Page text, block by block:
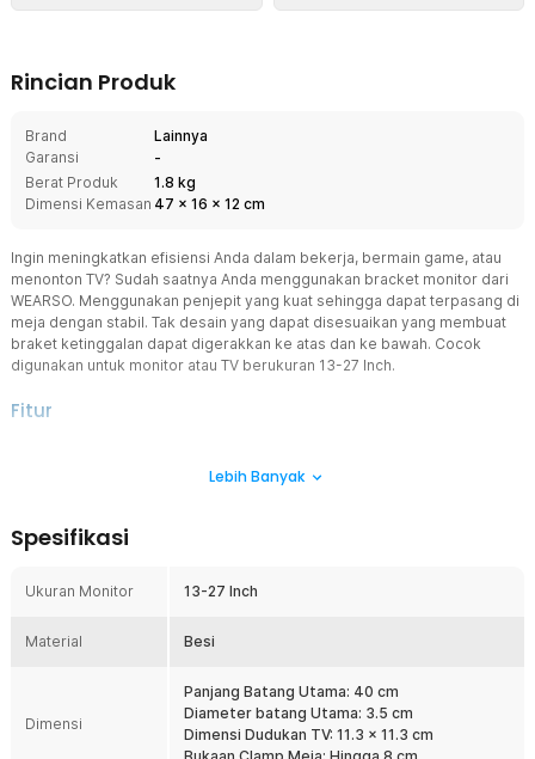
Rincian Produk
Brand
Lainnya
Garansi
-
Berat Produk
1.8 kg
Dimensi Kemasan 47 x 16 x 12 cm
Ingin meningkatkan efisiensi Anda dalam bekerja, bermain game, atau
menonton TV? Sudah saatnya Anda menggunakan bracket monitor dari
WEARSO. Menggunakan penjepit yang kuat sehingga dapat terpasang di
meja dengan stabil. Tak desain yang dapat disesuaikan yang membuat
braket ketinggalan dapat digerakkan ke atas dan ke bawah. Cocok
digunakan untuk monitor atau TV berukuran 13-27 Inch.
Fitur
Apabila Anda memiliki monitor berukruan 13-27 Inci, maka braket ini
dengan jarak ukuran monitor tersebut.
Karena telah dirancang sesuai standar VESA, maka bracket monitor
Bracket ini memiliki ukuran VESA umum, yakni 75 x 75 mm dan 100 x
Anda agar bracket dapat berfungsi dengan baik.
Pola Pemasangan Universal
Pemblokiran kedua perangkat secara horizontal atau vertikal dapat
Lebih Banyak
Spesifikasi
Ukuran Monitor 13-27 Inch
Material Besi
Dimensi
Panjang Batang Utama: 40 cm
Diameter batang Utama: 3.5 cm
Dimensi Dudukan TV: 11.3 x 11.3 cm
Bukaan Clamp Meja: Hingga 8 cm